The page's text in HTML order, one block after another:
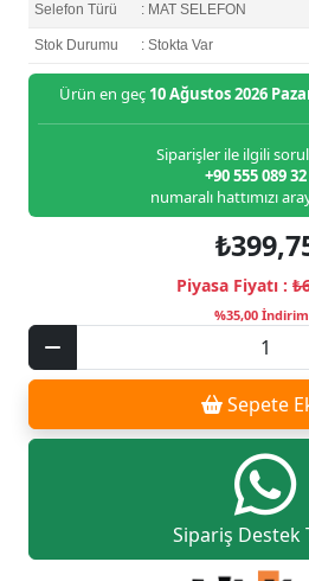
Selefon Türü : MAT SELEFON
Stok Durumu : Stokta Var
Ürün en geç 10 Ağustos 2026
Siparişler ile ilgili
+90 555 089
numaralı hattımızı
Piyasa Fiyatı :
%35,00
Sepete
Sipariş Destek